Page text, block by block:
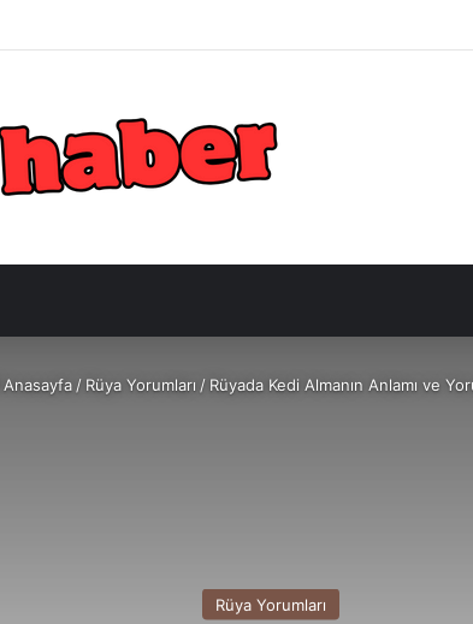
/ Rüya Yorumları / Rüyada Kedi Almanın Anlamı ve
Rüya Yorumları